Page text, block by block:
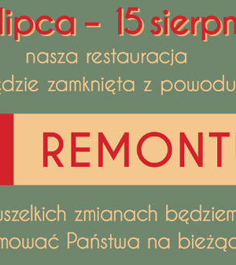
z minionej epoki.
urządzania